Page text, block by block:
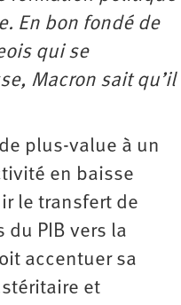
En bon fondé de
qui se
Macron sait qu’il
plus-value à un
en baisse
le transfert de
PIB vers la
accentuer sa
et